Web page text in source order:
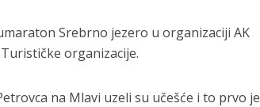
Srebrno jezero u organizaciji AK
organizacije.
na Mlavi uzeli su učešće i to prvo je